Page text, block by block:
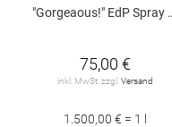
"Gorgeaous!" EdP Spray 50 ml
75,00 €
inkl. MwSt. zzgl. Versand
1.500,00 € = 1 l